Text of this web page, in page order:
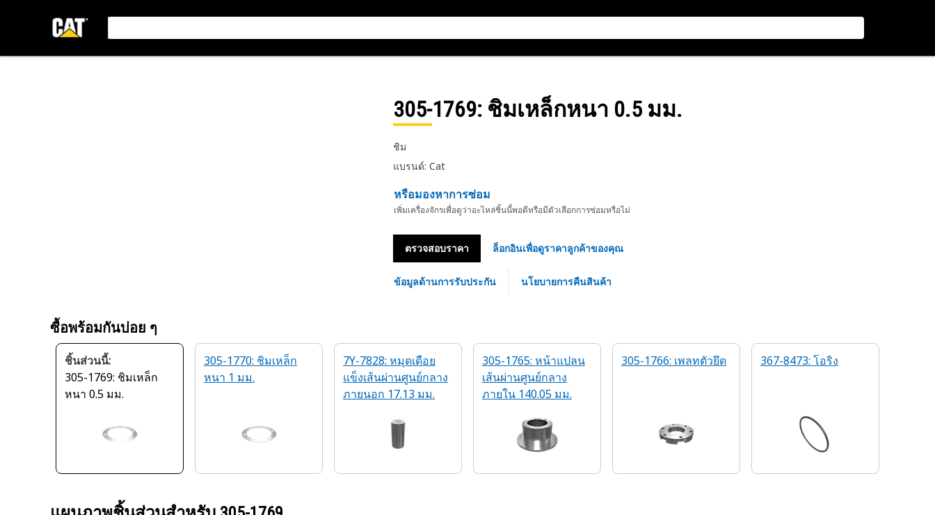
305-1769: ชิมเหล็กหนา 0.5 มม.
ชิม
แบรนด์: Cat
หรือมองหาการซ่อม
เพิ่มเครื่องจักรเพื่อดูว่าอะไหล่ชิ้นนี้พอดีหรือมีตัวเลือกการซ่อมหรือไม่
ตรวจสอบราคา ล็อกอินเพื่อดูราคาลูกค้าของคุณ
ข้อมูลด้านการรับประกัน นโยบายการคืนสินค้า
ซื้อพร้อมกันบ่อย ๆ
ชิ้นส่วนนี้:
305-1769: ชิมเหล็ก
หนา 0.5 มม.
305-1770: ชิมเหล็ก
หนา 1 มม.
7Y-7828: หมุดเดือย
แข็งเส้นผ่านศูนย์กลาง
ภายนอก 17.13 มม.
305-1765: หน้าแปลน
เส้นผ่านศูนย์กลาง
ภายใน 140.05 มม.
305-1766: เพลทตัวยึด 367-8473: โอริง